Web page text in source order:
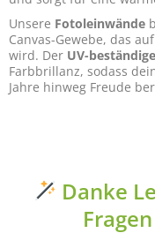
Unsere Fotoleinwände
Canvas-Gewebe, das
wird. Der UV-
Farbbrillanz, sodass
Jahre hinweg Freude
Danke